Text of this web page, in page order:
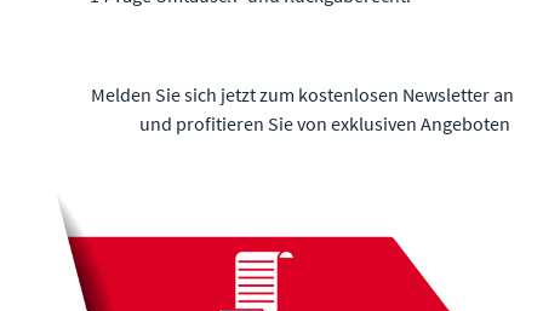
Melden Sie sich jetzt zum kostenlosen Newsletter an
und profitieren Sie von exklusiven Angeboten